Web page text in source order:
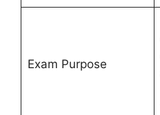
Exam Purpose